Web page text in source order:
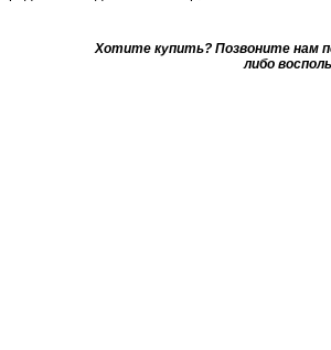
Хотите купить? Позвоните нам
либо